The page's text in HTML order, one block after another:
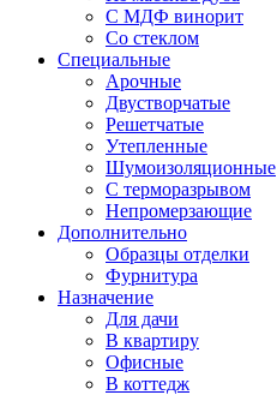
С МДФ винорит
Со стеклом
Специальные
Арочные
Двустворчатые
Решетчатые
Утепленные
Шумоизоляционные
С терморазрывом
Непромерзающие
Дополнительно
Образцы отделки
Фурнитура
Назначение
Для дачи
В квартиру
Офисные
В коттедж